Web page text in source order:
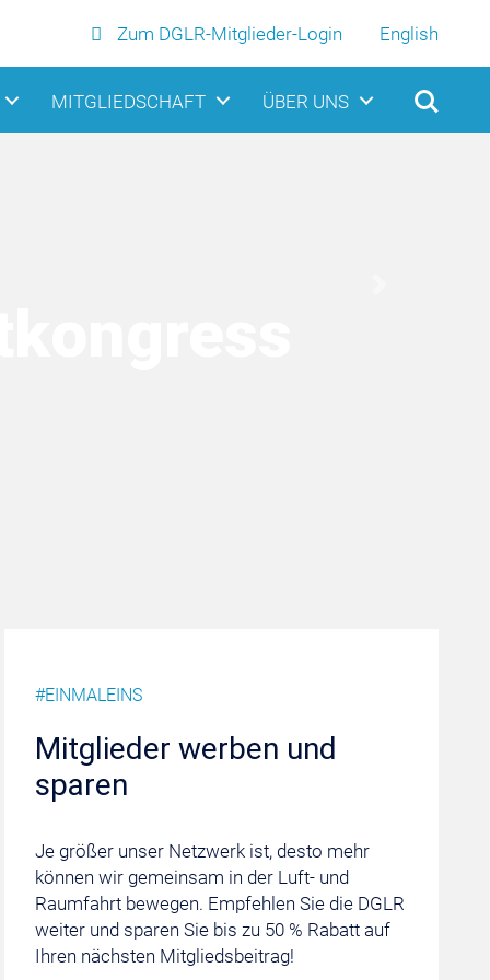
Zum DGLR-Mitglieder-Login English
MITGLIEDSCHAFT ÜBER UNS
#EINMALEINS
Mitglieder werben und
sparen
Je größer unser Netzwerk ist, desto mehr
können wir gemeinsam in der Luft- und
Raumfahrt bewegen. Empfehlen Sie die DGLR
weiter und sparen Sie bis zu 50 % Rabatt auf
Ihren nächsten Mitgliedsbeitrag!